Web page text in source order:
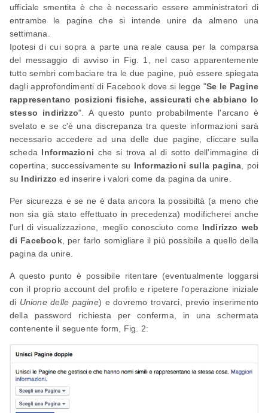
ufficiale smentita è che è necessario essere amministratori di
entrambe le pagine che si intende unire da almeno una
settimana.
Ipotesi di cui sopra a parte una reale causa per la comparsa
del messaggio di avviso in Fig. 1, nel caso apparentemente
tutto sembri combaciare tra le due pagine, può essere spiegata
dagli approfondimenti di Facebook dove si legge "Se le Pagine
rappresentano posizioni fisiche, assicurati che abbiano lo
stesso indirizzo". A questo punto probabilmente l'arcano è
svelato e se c'è una discrepanza tra queste informazioni sarà
necessario accedere ad una delle due pagine, cliccare sulla
scheda Informazioni che si trova al di sotto dell'immagine di
copertina, successivamente su Informazioni sulla pagina, poi
su Indirizzo ed inserire i valori come da pagina da unire.
Per sicurezza e se ne è data ancora la possibiltà (a meno che
non sia già stato effettuato in precedenza) modificherei anche
l'url di visualizzazione, meglio conosciuto come Indirizzo web
di Facebook, per farlo somigliare il più possibile a quello della
pagina da unire.
A questo punto è possibile ritentare (eventualmente loggarsi
con il proprio account del profilo e ripetere l'operazione iniziale
di Unione delle pagine) e dovremo trovarci, previo inserimento
della password richiesta per conferma, in una schermata
contenente il seguente form, Fig. 2: